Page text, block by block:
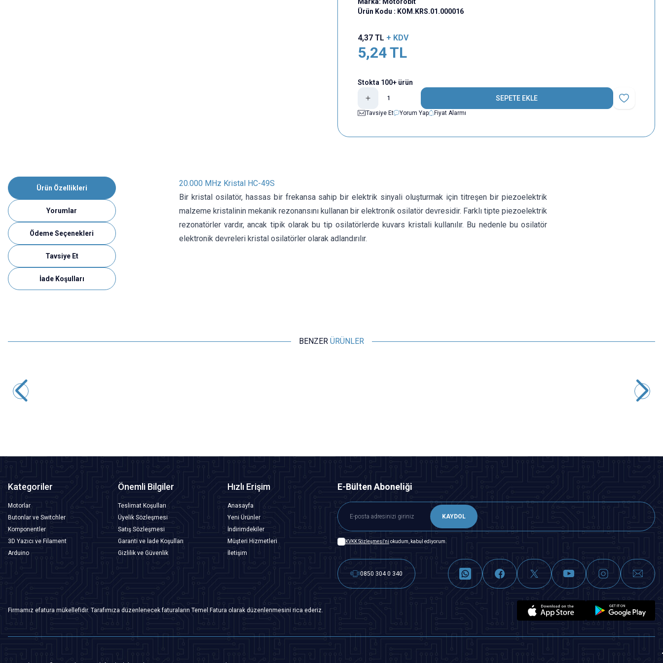
Ürün Kodu : KOM.KRS.01.000016
4,37TL + KDV
5,24TL
Stokta 100+ ürün
SEPETE EKLE
Favoriye Ekle
Tavsiye Et
Yorum Yap Fiyat Alarmı
Ürün Özellikleri
Yorumlar
Ödeme Seçenekleri
Tavsiye Et
İade Koşulları
20.000 MHz Kristal HC-49S
Bir kristal osilatör, hassas bir frekansa sahip bir elektrik sinyali oluşturmak için titreşen bir piezoelektrik
malzeme kristalinin mekanik rezonansını kullanan bir elektronik osilatör devresidir. Farklı tipte piezoelektrik
rezonatörler vardır, ancak tipik olarak bu tip osilatörlerde kuvars kristali kullanılır. Bu nedenle bu osilatör
elektronik devreleri kristal osilatörler olarak adlandırılır.
BENZER ÜRÜNLER
Kategoriler
Motorlar
Butonlar ve Switchler
Komponentler
3D Yazıcı ve Filament
Arduino
Önemli Bilgiler
Teslimat Koşulları
Üyelik Sözleşmesi
Satış Sözleşmesi
Garanti ve İade Koşulları
Gizlilik ve Güvenlik
Hızlı Erişim
Anasayfa
Yeni Ürünler
İndirimdekiler
Müşteri Hizmetleri
İletişim
E-Bülten Aboneliği
KAYDOL
KVKK Sözleşmesi'ni okudum, kabul ediyorum.
0850 304 0 340
Firmamız efatura mükellefidir. Tarafımıza düzenlenecek faturaların Temel Fatura olarak düzenlenmesini rica ederiz.